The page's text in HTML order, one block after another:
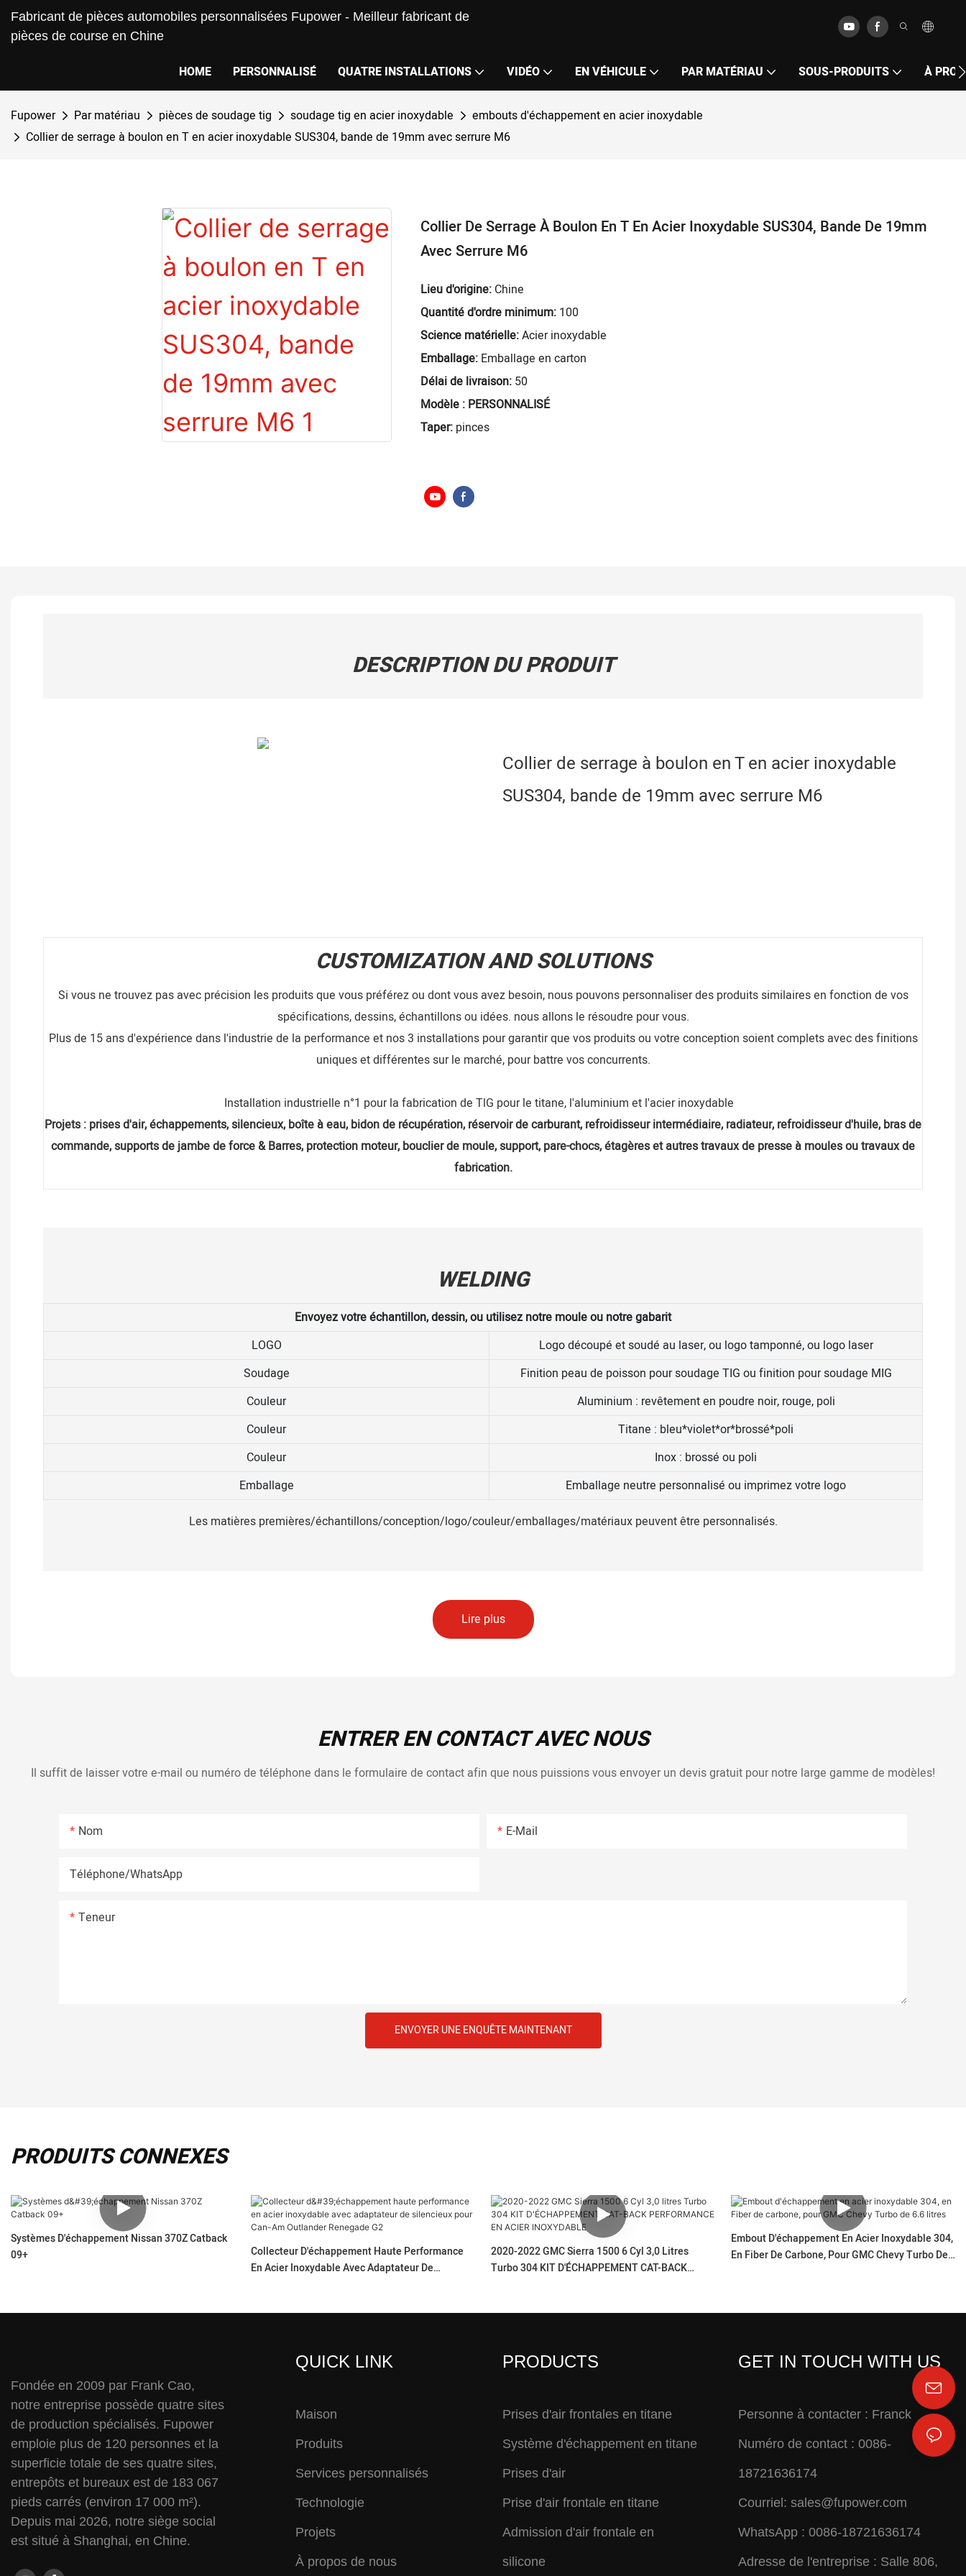
Fabricant de pièces automobiles personnalisées Fupower - Meilleur fabricant de
pièces de course en Chine
HOME PERSONNALISÉ QUATRE INSTALLATIONS VIDÉO EN VÉHICULE PAR MATÉRIAU SOUS-PRODUITS À
Fupower Par matériau pièces de soudage tig soudage tig en acier inoxydable
embouts d'échappement en acier inoxydable
Collier de serrage à boulon en T en acier inoxydable SUS304, bande de 19mm avec serrure M6
Collier De Serrage À Boulon En T En Acier Inoxydable SUS304, Bande De 19mm
Avec Serrure M6
Lieu d'origine: Chine
Quantité d'ordre minimum: 100
Science matérielle:Acier inoxydable
Emballage: Emballage en carton
Délai de livraison: 50
Modèle : PERSONNALISÉ
Taper: pinces
DESCRIPTION DU PRODUIT
Collier de serrage à boulon en T en acier inoxydable
SUS304, bande de 19mm avec serrure M6
CUSTOMIZATION AND SOLUTIONS
Si vous ne trouvez pas avec précision les produits que vous préférez ou dont vous avez besoin, nous pouvons personnaliser des produits similaires en fonction de vos
spécifications, dessins, échantillons ou idées. nous allons le résoudre pour vous.
Plus de 15 ans d'expérience dans l'industrie de la performance et nos 3 installations pour garantir que vos produits ou votre conception soient complets avec des finitions
uniques et différentes sur le marché, pour battre vos concurrents.
Installation industrielle n°1 pour la fabrication de TlG pour le titane, l'aluminium et l'acier inoxydable
Projets : prises d'air, échappements, silencieux, boîte à eau, bidon de récupération, réservoir de carburant, refroidisseur intermédiaire, radiateur, refroidisseur d'huile, bras de
commande, supports de jambe de force & Barres, protection moteur, bouclier de moule, support, pare-chocs, étagères et autres travaux de presse à moules ou travaux de
fabrication.
WELDING
Envoyez votre échantillon, dessin, ou utilisez notre moule ou notre gabarit
LOGO
Logo découpé et soudé au laser, ou logo tamponné, ou logo laser
Soudage
Finition peau de poisson pour soudage TIG ou finition pour soudage MIG
Couleur
Aluminium : revêtement en poudre noir, rouge, poli
Couleur
Titane : bleu*violet*or*brossé*poli
Couleur
Inox : brossé ou poli
Emballage
Emballage neutre personnalisé ou imprimez votre logo
Les matières premières/échantillons/conception/logo/couleur/emballages/matériaux peuvent être personnalisés.
Lire plus
ENTRER EN CONTACT AVEC NOUS
Il suffit de laisser votre e-mail ou numéro de téléphone dans le formulaire de contact afin que nous puissions vous envoyer un devis gratuit pour notre large gamme de modèles!
Nom E-Mail
Téléphone/WhatsApp
Teneur
ENVOYER UNE ENQUÊTE MAINTENANT
PRODUITS CONNEXES
Systèmes D'échappement Nissan 370Z Catback
09+
Collecteur D'échappement Haute Performance
En Acier Inoxydable Avec Adaptateur De
2020-2022 GMC Sierra 1500 6 Cyl 3,0 Litres
Turbo 304 KIT D'ÉCHAPPEMENT CAT-BACK
Embout D'échappement En Acier Inoxydable 304,
En Fiber De Carbone, Pour GMC Chevy Turbo De
Fondée en 2009 par Frank Cao,
notre entreprise possède quatre sites
de production spécialisés. Fupower
emploie plus de 120 personnes et la
superficie totale de ses quatre sites,
entrepôts et bureaux est de 183 067
pieds carrés (environ 17 000 m²).
Depuis mai 2026, notre siège social
est situé à Shanghai, en Chine.
QUICK LINK
Maison
Produits
Services personnalisés
Technologie
Projets
À propos de nous
PRODUCTS
Prises d'air frontales en titane
Système d'échappement en titane
Prises d'air
Prise d'air frontale en titane
Admission d'air frontale en
silicone
GET IN TOUCH WITH US
Personne à contacter : Franck
Numéro de contact : 0086-
18721636174
Courriel: sales@fupower.com
WhatsApp : 0086-18721636174
Adresse de l'entreprise : Salle 806,